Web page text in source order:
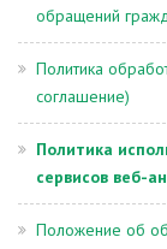
обращений
Политика
соглашение)
Политика
сервисов веб-
Положение об